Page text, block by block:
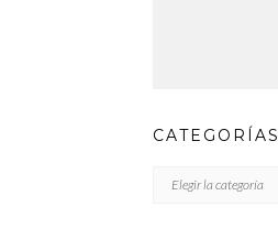
CATEGORÍAS